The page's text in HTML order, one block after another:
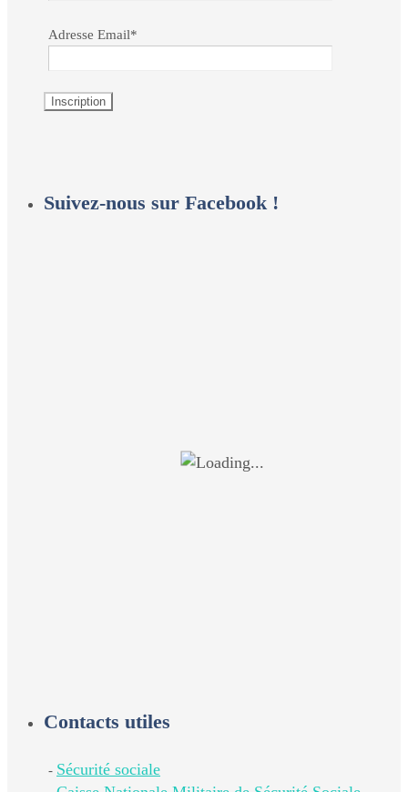
Adresse Email*
Suivez-nous sur Facebook !
Contacts utiles
- Sécurité sociale